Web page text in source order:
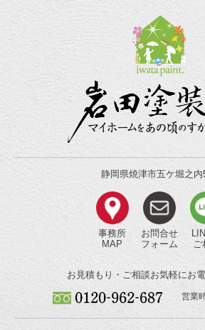
静岡県焼津市五ケ堀之内
事務所
MAP
お問合せ
フォーム
ご
お見積もり・ご相談お気軽にお
営業